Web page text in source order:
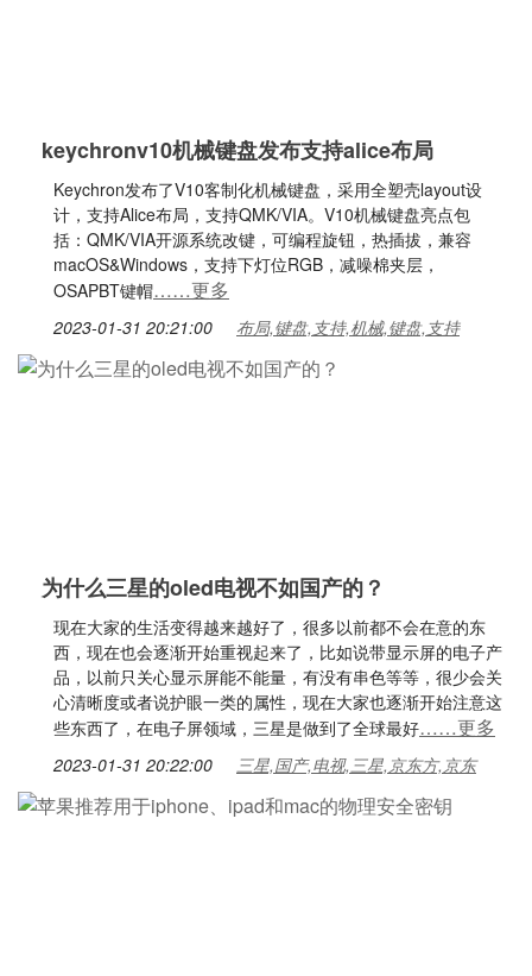
keychronv10机械键盘发布支持alice布局
Keychron发布了V10客制化机械键盘，采用全塑壳layout设
计，支持Alice布局，支持QMK/VIA。V10机械键盘亮点包
括：QMK/VIA开源系统改键，可编程旋钮，热插拔，兼容
macOS&Windows，支持下灯位RGB，减噪棉夹层，
OSAPBT键帽……更多
2023-01-31 20:21:00 布局,键盘,支持,机械,键盘,支持
为什么三星的oled电视不如国产的？
现在大家的生活变得越来越好了，很多以前都不会在意的东
西，现在也会逐渐开始重视起来了，比如说带显示屏的电子产
品，以前只关心显示屏能不能量，有没有串色等等，很少会关
心清晰度或者说护眼一类的属性，现在大家也逐渐开始注意这
些东西了，在电子屏领域，三星是做到了全球最好……更多
2023-01-31 20:22:00 三星,国产,电视,三星,京东方,京东